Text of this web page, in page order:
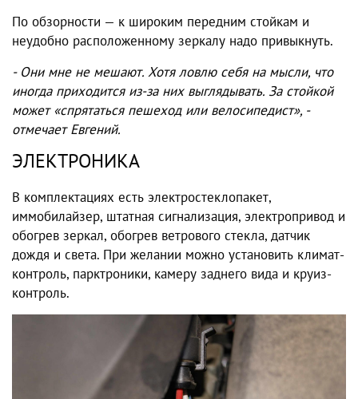
По обзорности — к широким передним стойкам и
неудобно расположенному зеркалу надо привыкнуть.
- Они мне не мешают. Хотя ловлю себя на мысли, что
иногда приходится из-за них выглядывать. За стойкой
может «спрятаться пешеход или велосипедист», -
отмечает Евгений.
ЭЛЕКТРОНИКА
В комплектациях есть электростеклопакет,
иммобилайзер, штатная сигнализация, электропривод и
обогрев зеркал, обогрев ветрового стекла, датчик
дождя и света. При желании можно установить климат-
контроль, парктроники, камеру заднего вида и круиз-
контроль.